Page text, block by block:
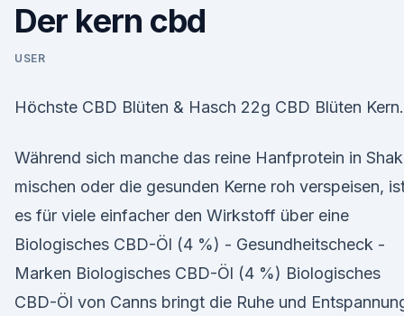
Der kern cbd
USER
Höchste CBD Blüten & Hasch 22g CBD Blüten Kern.
Während sich manche das reine Hanfprotein in
mischen oder die gesunden Kerne roh verspeisen,
es für viele einfacher den Wirkstoff über eine
Biologisches CBD-Öl (4 %) - Gesundheitscheck -
Marken Biologisches CBD-Öl (4 %) Biologisches
CBD-Öl von Canns bringt die Ruhe und